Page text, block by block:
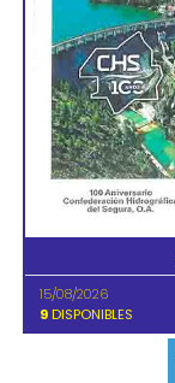
15/08/2026
9 DISPONIBLES